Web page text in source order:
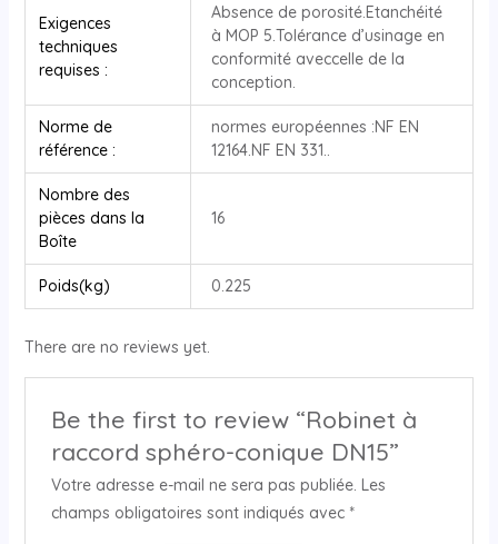
Exigences
techniques
requises :
Absence de porosité.Etanchéité
à MOP 5.Tolérance d’usinage en
conformité aveccelle de la
conception.
Norme de
référence :
normes européennes :NF EN
12164.NF EN 331..
Nombre des
pièces dans la
Boîte
16
Poids(kg) 0.225
There are no reviews yet.
Be the first to review “Robinet à
raccord sphéro-conique DN15”
Votre adresse e-mail ne sera pas publiée. Les
champs obligatoires sont indiqués avec *